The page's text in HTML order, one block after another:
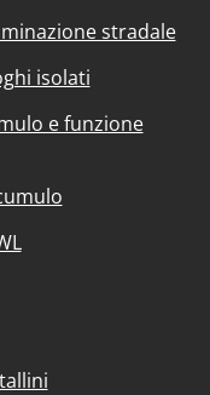
stradale
isolati
e funzione